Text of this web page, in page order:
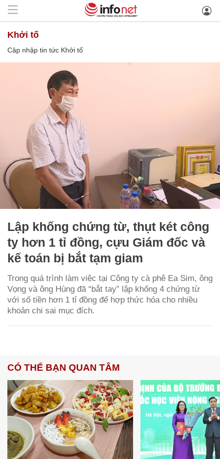
Khởi tố
Cập nhập tin tức Khởi tố
Lập khống chứng từ, thụt két công
ty hơn 1 tỉ đồng, cựu Giám đốc và
kế toán bị bắt tạm giam
Trong quá trình làm việc tại Công ty cà phê Ea Sim, ông
Vọng và ông Hùng đã “bắt tay” lập khống 4 chứng từ
với số tiền hơn 1 tỉ đồng để hợp thức hóa cho nhiều
khoản chi sai mục đích.
CÓ THỂ BẠN QUAN TÂM